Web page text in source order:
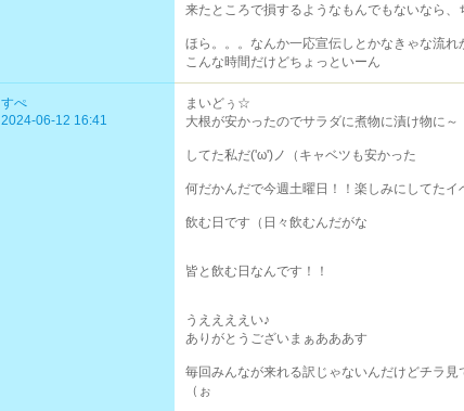
来たところで損するようなもんでもないなら
ほら。。。なんか一応宣伝しとかなきゃな流
こんな時間だけどちょっといーん
すぺ
2024-06-12 16:41
まいどぅ☆
大根が安かったのでサラダに煮物に漬け物に～
してた私だ('ω')ノ（キャベツも安かった
何だかんだで今週土曜日！！楽しみにしてたイ
飲む日です（日々飲むんだがな
皆と飲む日なんです！！
うええええい♪
ありがとうございまぁあああす
毎回みんなが来れる訳じゃないんだけどチラ
（ぉ